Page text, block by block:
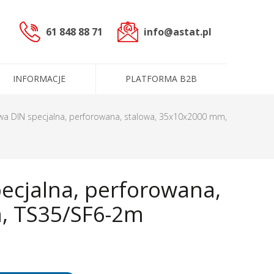
61 848 88 71 info@astat.pl
INFORMACJE PLATFORMA B2B
DIN specjalna, perforowana, stalowa, 35x10x2000 mm,
perforowana,
SF6-2m